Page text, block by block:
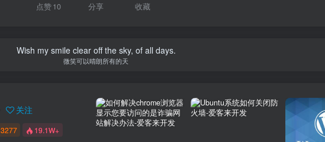
点赞10 分享 收藏
Wish my smile clear off the sky, of all days.
微笑可以晴朗所有的天
关注
3277 19.1W+